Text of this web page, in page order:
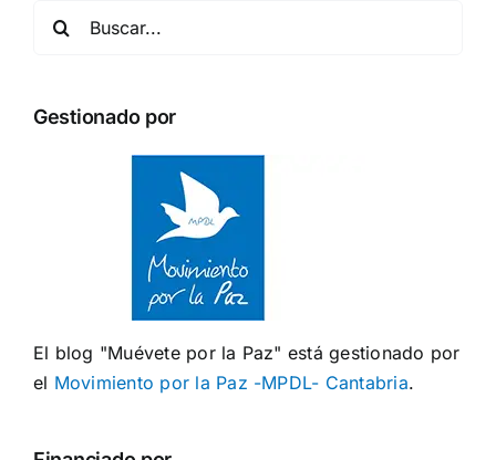
Gestionado por
El blog "Muévete por la Paz" está gestionado por
el Movimiento por la Paz -MPDL- Cantabria.